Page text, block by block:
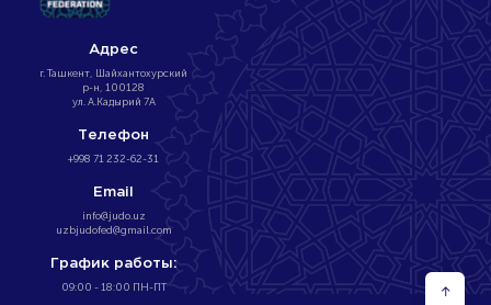
Адрес
г. Ташкент, Шайхантохурский
р-н, 100128
ул. А.Кадырий 7А
Телефон
+998 71 232-62-31
Email
info@judo.uz
uzbjudofed@gmail.com
График работы:
09:00 - 18:00 ПН-ПТ ↑